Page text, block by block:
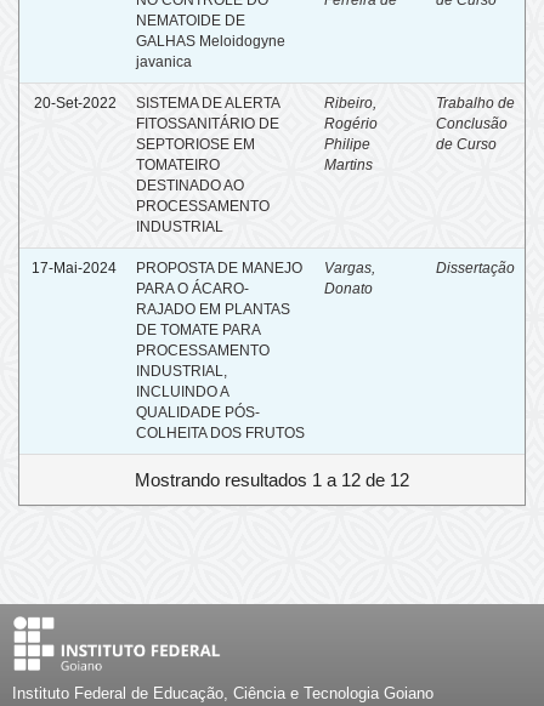
NEMATOIDE DE
GALHAS Meloidogyne
javanica
20-Set-2022
SISTEMA DE ALERTA
FITOSSANITÁRIO DE
SEPTORIOSE EM
TOMATEIRO
DESTINADO AO
PROCESSAMENTO
INDUSTRIAL
Ribeiro,
Rogério
Philipe
Martins
Trabalho de
Conclusão
de Curso
17-Mai-2024
PROPOSTA DE MANEJO
PARA O ÁCARO-
RAJADO EM PLANTAS
DE TOMATE PARA
PROCESSAMENTO
INDUSTRIAL,
INCLUINDO A
QUALIDADE PÓS-
COLHEITA DOS FRUTOS
Vargas,
Donato
Dissertação
Mostrando resultados 1 a 12 de 12
Instituto Federal de Educação, Ciência e Tecnologia Goiano